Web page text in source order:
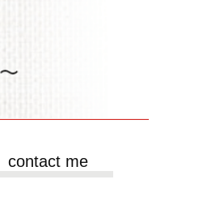
contact me